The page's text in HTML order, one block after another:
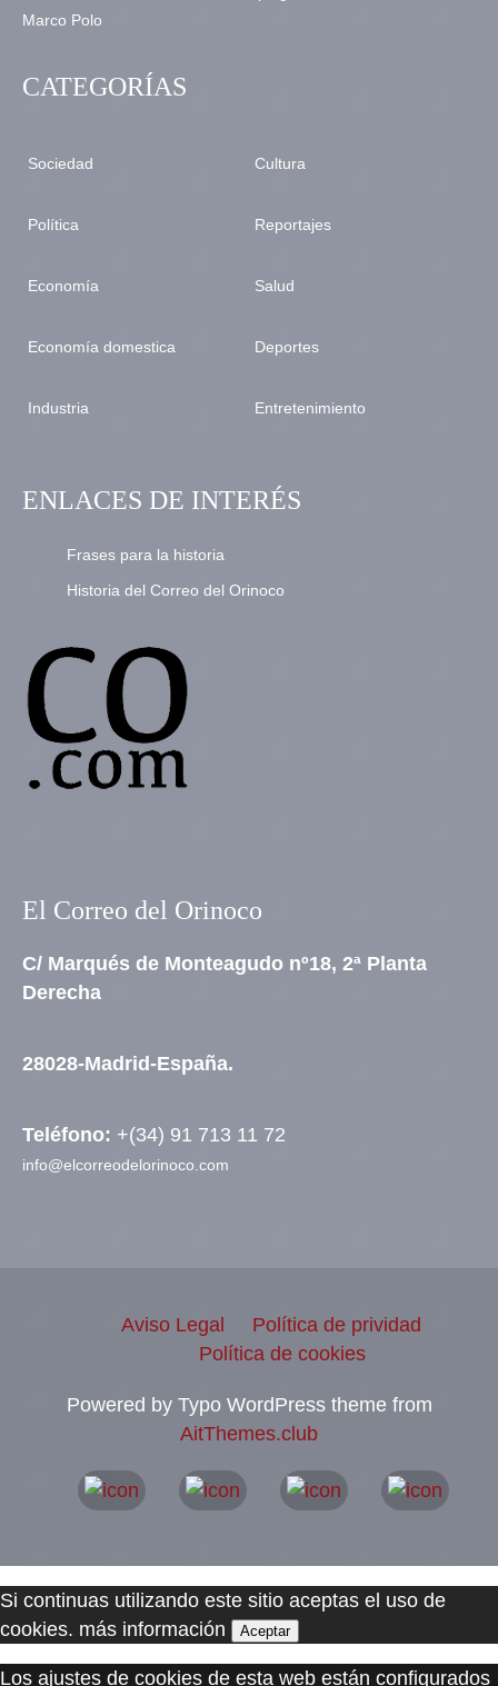
CATEGORÍAS
Sociedad
Política
Economía
Economía domestica
Industria
Cultura
Reportajes
Salud
Deportes
Entretenimiento
ENLACES DE INTERÉS
Frases para la historia
Historia del Correo del Orinoco
El Correo del Orinoco
C/ Marqués de Monteagudo nº18, 2ª Planta
Derecha
28028-Madrid-España.
Teléfono: +(34) 91 713 11 72
info@elcorreodelorinoco.com
Aviso Legal
Política de prividad
Política de cookies
Powered by Typo WordPress theme from
AitThemes.club
Si continuas utilizando este sitio aceptas el uso de
cookies. más información Aceptar
Los ajustes de cookies de esta web están configurados